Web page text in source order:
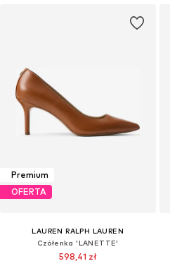
Premium
OFERTA
LAUREN RALPH LAUREN
Czółenka 'LANETTE'
598,41 zł